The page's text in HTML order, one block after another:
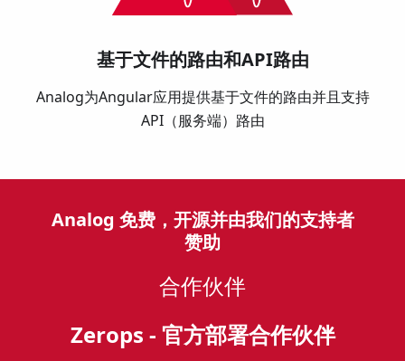
基于文件的路由和API路由
Analog为Angular应用提供基于文件的路由并且支持
API（服务端）路由
Analog 免费，开源并由我们的支持者
赞助
合作伙伴
Zerops - 官方部署合作伙伴